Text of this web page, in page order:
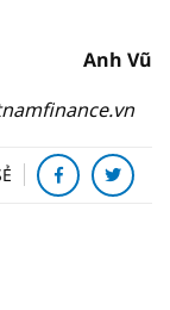
Anh Vũ